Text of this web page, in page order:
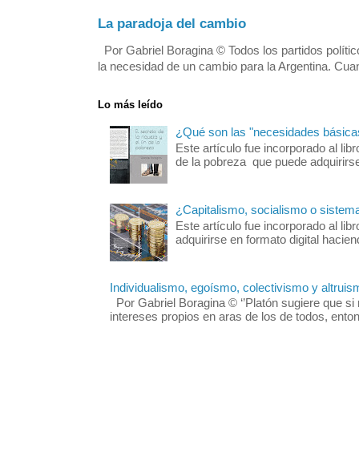
La paradoja del cambio
Por Gabriel Boragina © Todos los partidos
la necesidad de un cambio para la Argentina.
Lo más leído
¿Qué son las "necesidades
Este artículo fue incorporado al
de la pobreza que puede
¿Capitalismo, socialismo o
Este artículo fue incorporado al
adquirirse en formato digital
Individualismo, egoísmo, colectivismo y
Por Gabriel Boragina © ‘’Platón sugiere que
intereses propios en aras de los de todos,